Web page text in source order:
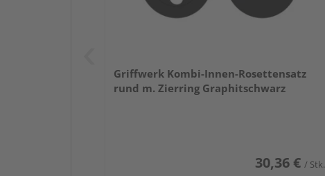
Griffwerk Kombi-Innen-Rosettensatz
rund m. Zierring Graphitschwarz
30,36 € / Stk.